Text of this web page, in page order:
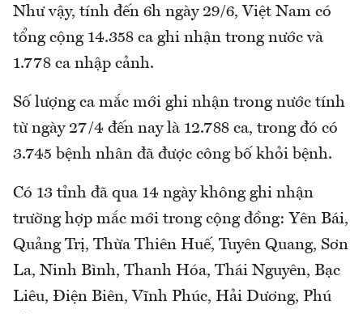
Như vậy, tính đến 6h ngày 29/6, Việt Nam có
tổng cộng 14.358 ca ghi nhận trong nước và
1.778 ca nhập cảnh.
Số lượng ca mắc mới ghi nhận trong nước tính
từ ngày 27/4 đến nay là 12.788 ca, trong đó có
3.745 bệnh nhân đã được công bố khỏi bệnh.
Có 13 tỉnh đã qua 14 ngày không ghi nhận
trường hợp mắc mới trong cộng đồng: Yên Bái,
Quảng Trị, Thừa Thiên Huế, Tuyên Quang, Sơn
La, Ninh Bình, Thanh Hóa, Thái Nguyên, Bạc
Liêu, Điện Biên, Vĩnh Phúc, Hải Dương, Phú